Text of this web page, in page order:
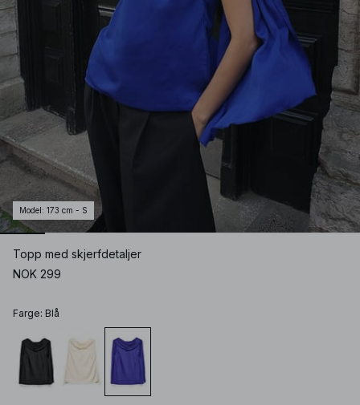
Model : 173 cm - S
Topp med skjerfdetaljer
NOK 299
Farge: Blå